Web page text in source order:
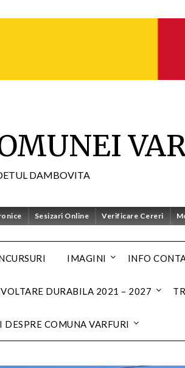
DAMBOVITA
Sesizari Online Verificare Cereri
IMAGINI INFO
DURABILA 2021 – 2027
COMUNA VARFURI